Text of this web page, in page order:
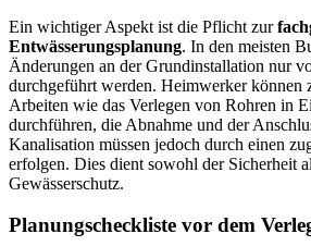
Ein wichtiger Aspekt ist die Pflicht zur
Entwässerungsplanung. In den meisten
Änderungen an der Grundinstallation nur
durchgeführt werden. Heimwerker können
Arbeiten wie das Verlegen von Rohren in
durchführen, die Abnahme und der
Kanalisation müssen jedoch durch einen
erfolgen. Dies dient sowohl der Sicherheit
Gewässerschutz.
Planungscheckliste vor dem